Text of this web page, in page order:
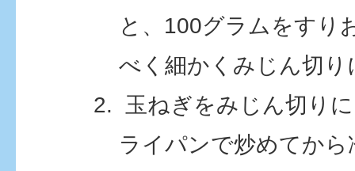
と、100グラムをすり
べく細かくみじん切り
玉ねぎをみじん切り
ライパンで炒めてか